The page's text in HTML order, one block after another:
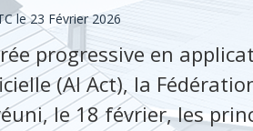
le 23 Février 2026
progressive en
(AI Act), la
le 18 février, les